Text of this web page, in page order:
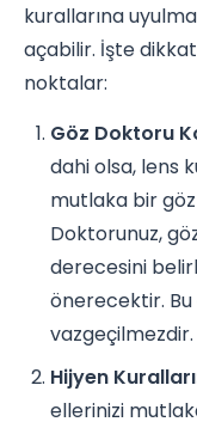
kurallarına
açabilir. İşte
noktalar:
Göz Doktoru
dahi olsa, lens
mutlaka bir göz
Doktorunuz,
derecesini
önerecektir. Bu
vazgeçilmezdir.
Hijyen
ellerinizi